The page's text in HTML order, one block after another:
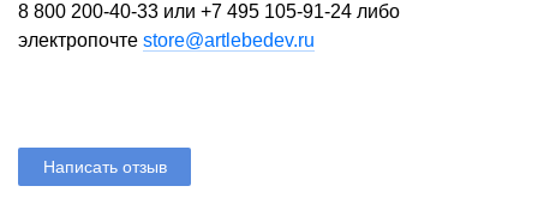
8 800 200-40-33 или +7 495 105-91-24 либо
электропочте store@artlebedev.ru
Написать отзыв